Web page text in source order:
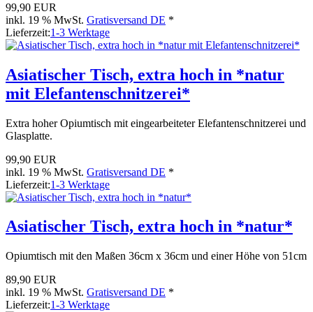
99,90 EUR
inkl. 19 % MwSt. Gratisversand DE *
Lieferzeit:1-3 Werktage
Asiatischer Tisch, extra hoch in *natur
mit Elefantenschnitzerei*
Extra hoher Opiumtisch mit eingearbeiteter Elefantenschnitzerei und
Glasplatte.
99,90 EUR
inkl. 19 % MwSt. Gratisversand DE *
Lieferzeit:1-3 Werktage
Asiatischer Tisch, extra hoch in *natur*
Opiumtisch mit den Maßen 36cm x 36cm und einer Höhe von 51cm
89,90 EUR
inkl. 19 % MwSt. Gratisversand DE *
Lieferzeit:1-3 Werktage